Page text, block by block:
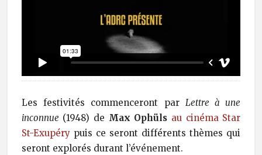
Les festivités commenceront par Lettre à une
inconnue (1948) de Max Ophüls au cinéma Star
St-Exupérypuis ce seront différents thèmes qui
seront explorés durant l’événement.